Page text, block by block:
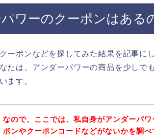
ワーのクーポンはある
ーポンなどを探してみた結果を記事に
たは、アンダーパワーの商品を少しで
ます。
なので、ここでは、私自身がアンダーパ
ポンやクーポンコードなどがないかを調